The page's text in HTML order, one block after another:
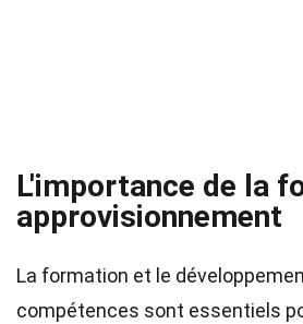
L'importance de la
approvisionnement
La formation et le
compétences sont essentiels